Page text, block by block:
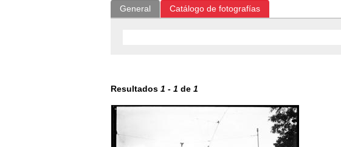
General Catálogo de fotografías
Resultados 1 - 1 de 1